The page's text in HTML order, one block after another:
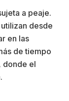
a peaje.
desde
en las
de tiempo
donde el